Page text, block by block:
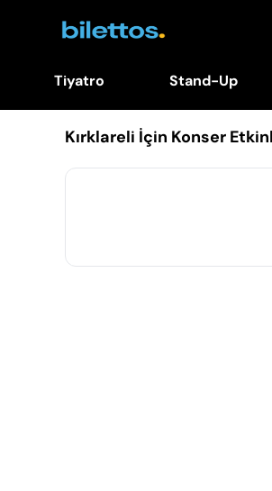
Tiyatro Stand-Up
Kırklareli İçin Konser